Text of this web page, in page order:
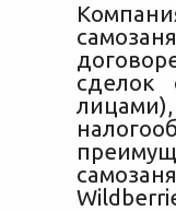
сделок